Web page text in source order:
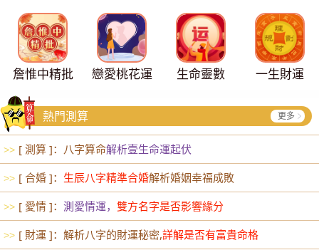
詹惟中精批 戀愛桃花運 生命靈數 一生財運
熱門測算 更多
>> [ 測算 ]：八字算命解析壹生命運起伏
>> [ 合婚 ]： 生辰八字精準合婚解析婚姻幸福成敗
>> [ 愛情 ]： 測愛情運， 雙方名字是否影響緣分
>> [ 財運 ]：解析八字的財運秘密,詳解是否有富貴命格